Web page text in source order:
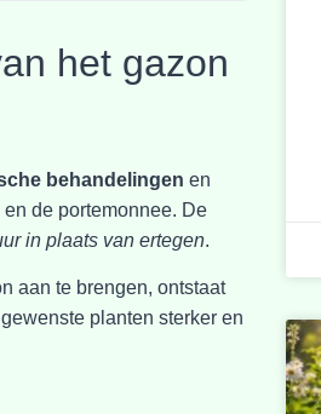
het gazon
behandelingen en
de portemonnee. De
in plaats van ertegen.
aan te brengen, ontstaat
planten sterker en